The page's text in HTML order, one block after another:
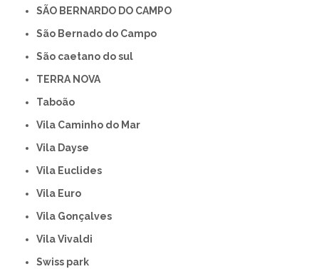
SÃO BERNARDO DO CAMPO
São Bernado do Campo
São caetano do sul
TERRA NOVA
Taboão
Vila Caminho do Mar
Vila Dayse
Vila Euclides
Vila Euro
Vila Gonçalves
Vila Vivaldi
swiss park